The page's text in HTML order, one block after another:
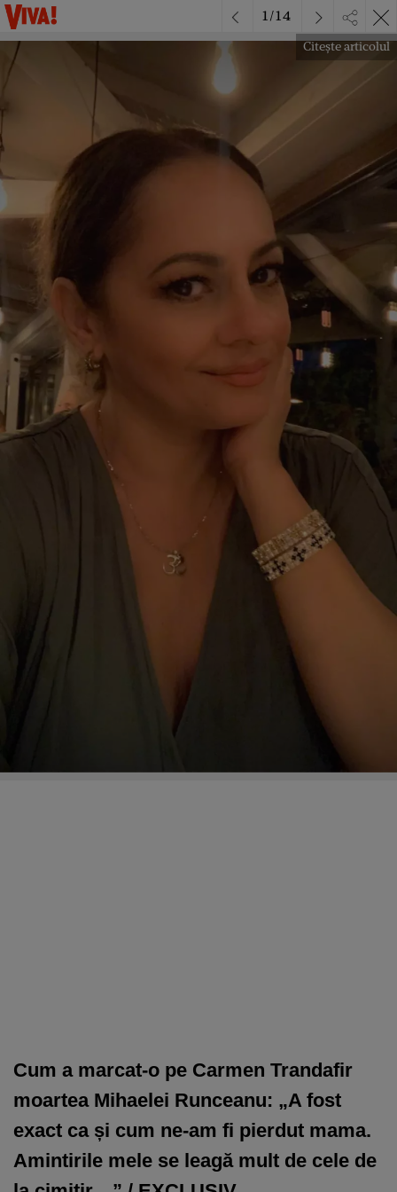
Cum a marcat-o pe Carmen Trandafir
moartea Mihaelei Runceanu: „A fost
exact ca și cum ne-am fi pierdut mama.
Amintirile mele se leagă mult de cele de
Citește articolul
1/14